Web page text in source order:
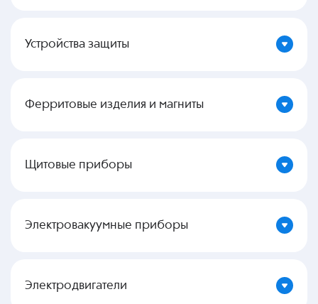
Устройства защиты
Ферритовые изделия и магниты
Щитовые приборы
Электровакуумные приборы
Электродвигатели